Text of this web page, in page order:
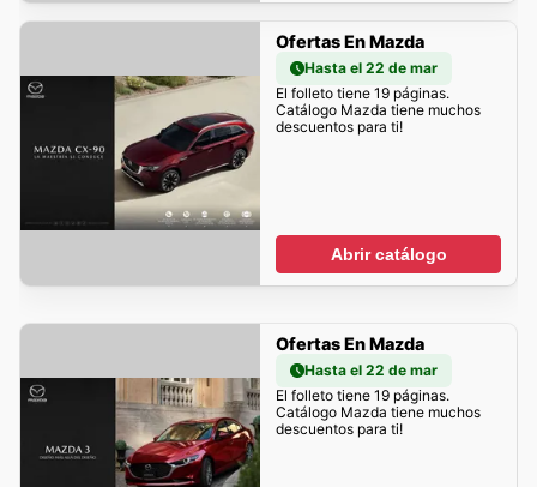
Ofertas En Mazda
Hasta el 22 de mar
El folleto tiene 19 páginas.
Catálogo Mazda tiene muchos
descuentos para ti!
Abrir catálogo
Ofertas En Mazda
Hasta el 22 de mar
El folleto tiene 19 páginas.
Catálogo Mazda tiene muchos
descuentos para ti!